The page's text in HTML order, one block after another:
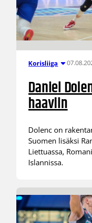
Korisliiga
Daniel
haaviin
Dolenc on
Suomen lisäksi
Liettuassa,
Islannissa.